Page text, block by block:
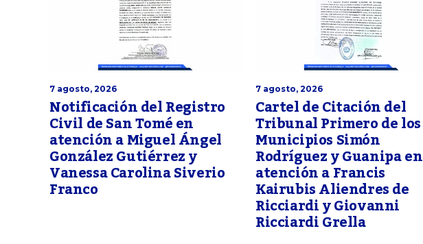
7 agosto, 2026
Notificación del Registro
Civil de San Tomé en
atención a Miguel Ángel
González Gutiérrez y
Vanessa Carolina Siverio
Franco
7 agosto, 2026
Cartel de Citación del
Tribunal Primero de los
Municipios Simón
Rodríguez y Guanipa en
atención a Francis
Kairubis Aliendres de
Ricciardi y Giovanni
Ricciardi Grella